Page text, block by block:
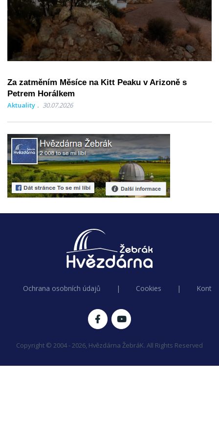
Za zatměním Měsíce na Kitt Peaku v Arizoně s
Petrem Horálkem
Aktuality 30.07.2026
Ochrana osobních údajů | Cookies |
Copyright © 2004 - 2026, Hvězdárna ŽebráK. All Rights Reserved